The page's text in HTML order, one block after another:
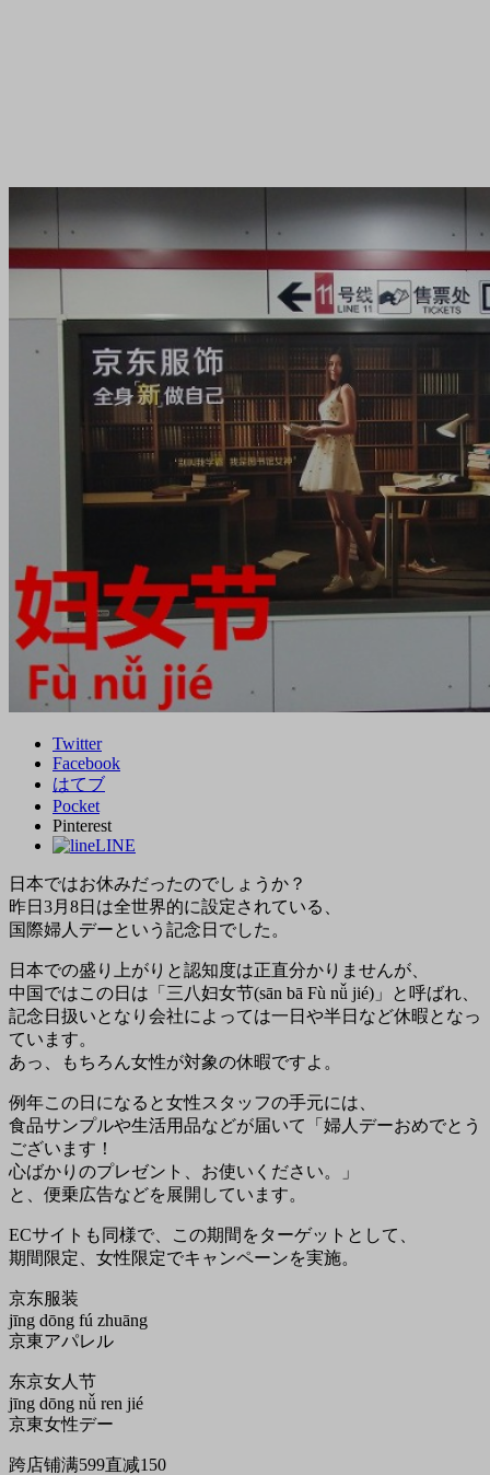
Twitter
Facebook
はてブ
Pocket
Pinterest
LINE
日本ではお休みだったのでしょうか？
昨日3月8日は全世界的に設定されている、
国際婦人デーという記念日でした。
日本での盛り上がりと認知度は正直分かりませんが、
中国ではこの日は「三八妇女节(sān bā Fù nǚ jié)」と呼ばれ、
記念日扱いとなり会社によっては一日や半日など休暇となっ
ています。
あっ、もちろん女性が対象の休暇ですよ。
例年この日になると女性スタッフの手元には、
食品サンプルや生活用品などが届いて「婦人デーおめでとう
ございます！
心ばかりのプレゼント、お使いください。」
と、便乗広告などを展開しています。
ECサイトも同様で、この期間をターゲットとして、
期間限定、女性限定でキャンペーンを実施。
京东服装
jīng dōng fú zhuāng
京東アパレル
东京女人节
jīng dōng nǚ ren jié
京東女性デー
跨店铺满599直减150